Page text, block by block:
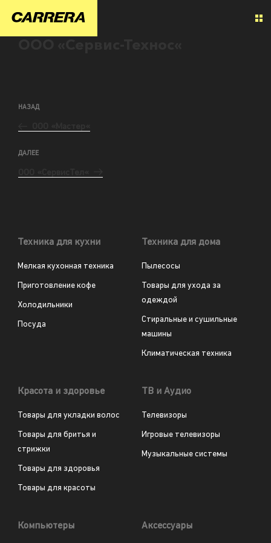
НАЗАД
ДАЛЕЕ
Техника для кухни
Мелкая кухонная техника
Приготовление кофе
Холодильники
Посуда
Техника для дома
Пылесосы
Товары для ухода за
одеждой
Стиральные и сушильные
машины
Климатическая техника
Красота и здоровье
Товары для укладки волос
Товары для бритья и
стрижки
Товары для здоровья
Товары для красоты
ТВ и Аудио
Телевизоры
Игровые телевизоры
Музыкальные системы
Компьютеры Аксессуары